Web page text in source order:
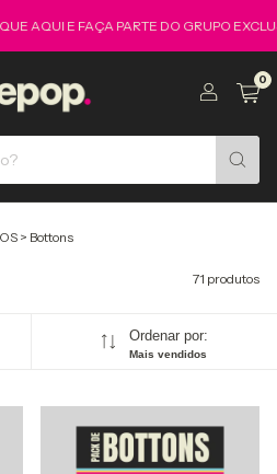
E FAÇA PARTE DO GRUPO
0
> Bottons
71 produtos
Ordenar por:
Mais vendidos